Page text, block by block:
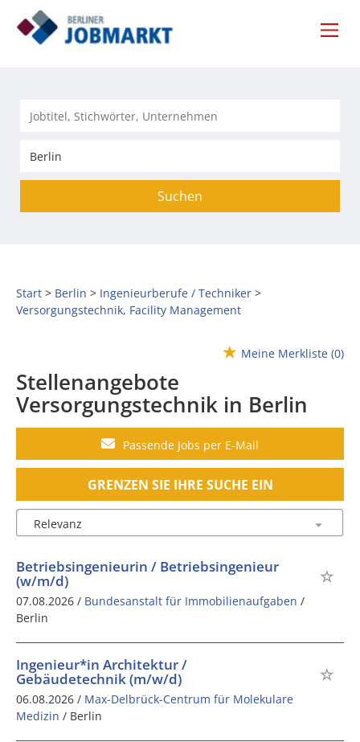
Suchen
Start Berlin
Ingenieurberufe / Techniker
Versorgungstechnik, Facility Management
Meine Merkliste (0)
Stellenangebote
Versorgungstechnik in Berlin
Passende Jobs per E-Mail
GRENZEN SIE IHRE SUCHE EIN
Betriebsingenieurin / Betriebsingenieur
(w/m/d)
07.08.2026 / Bundesanstalt für Immobilienaufgaben /
Berlin
Ingenieur*in Architektur /
Gebäudetechnik (m/w/d)
06.08.2026 / Max-Delbrück-Centrum für Molekulare
Medizin / Berlin